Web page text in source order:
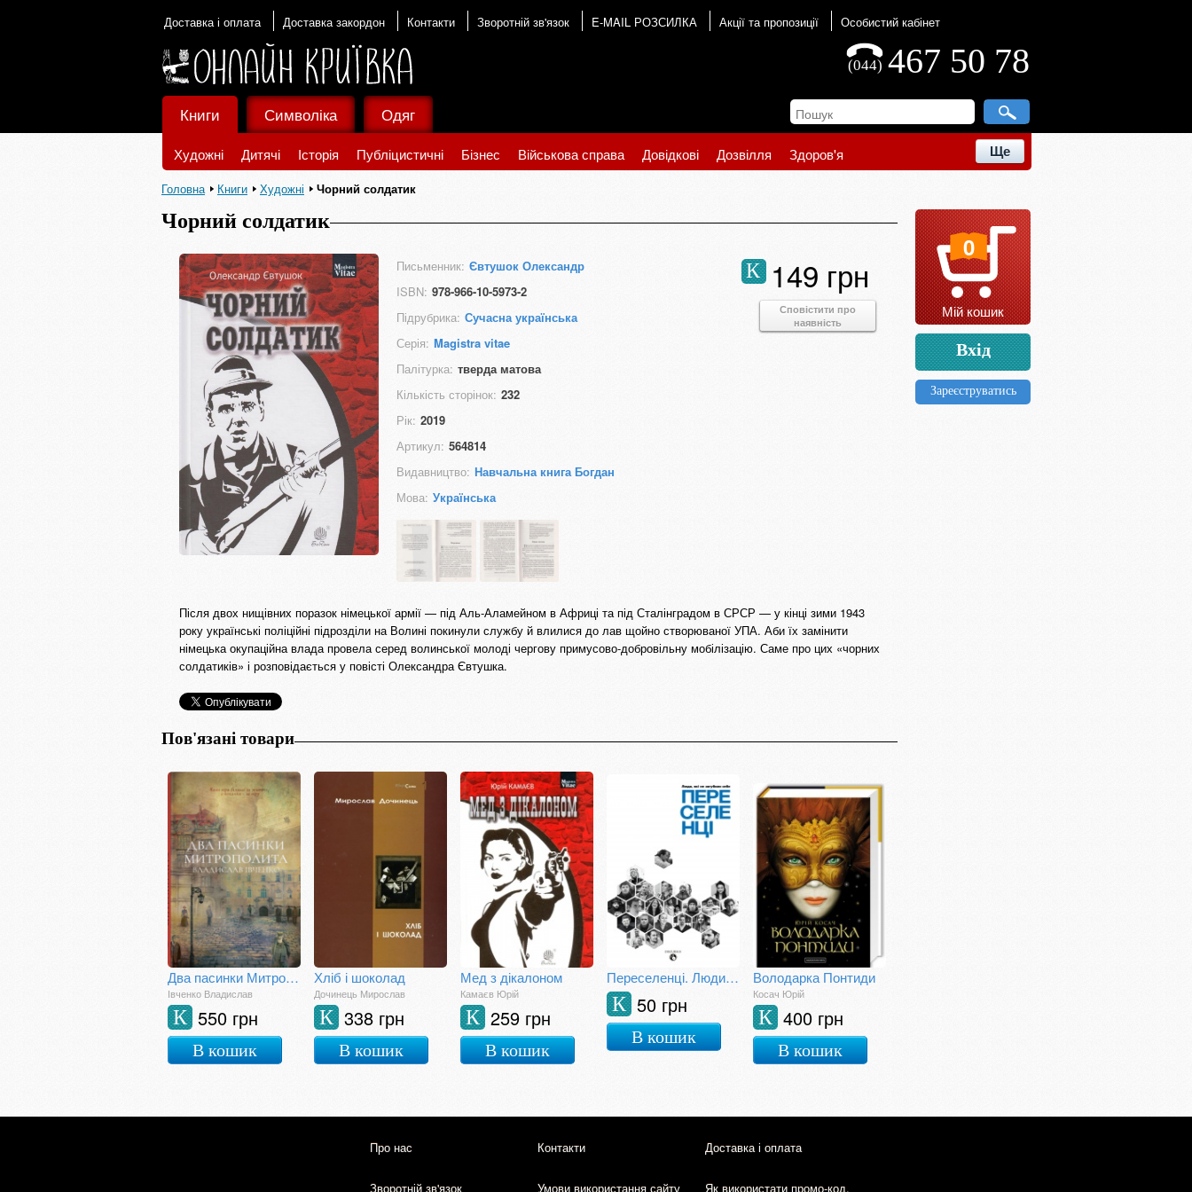
Доставка і оплата Доставка закордон Контакти Зворотній зв'язок E-MAIL РОЗСИЛКА Акції та пропозиції Особистий кабінет
467 50 78
(044)
Книги
Художні Дитячі Історія Публіцистичні Бізнес Військова справа Довідкові Дозвілля Здоров'я Ще
Символіка Одяг
Головна Книги Художні Чорний солдатик
Чорний солдатик
Письменник: Євтушок Олександр
ISBN: 978-966-10-5973-2
Підрубрика: Сучасна українська
Серія: Magistra vitae
Палітурка: тверда матова
Кількість сторінок: 232
Рік: 2019
Артикул: 564814
Видавництво: Навчальна книга Богдан
Мова: Українська
149 грн
К
Сповістити про
наявність
Після двох нищівних поразок німецької армії — під Аль-Аламейном в Африці та під Сталінградом в СРСР — у кінці зими 1943
року українські поліційні підрозділи на Волині покинули службу й влилися до лав щойно створюваної УПА. Аби їх замінити
німецька окупаційна влада провела серед волинської молоді чергову примусово-добровільну мобілізацію. Саме про цих «чорних
солдатиків» і розповідається у повісті Олександра Євтушка.
Пов'язані товари
Два пасинки Митрополита
Івченко Владислав
550 грн
К
В кошик
Хліб і шоколад
Дочинець Мирослав
338 грн
К
В кошик
Мед з дікалоном
Камаєв Юрій
259 грн
К
В кошик
Переселенці. Люди, які не загубили себе
50 грн
К
В кошик
Володарка Понтиди
Косач Юрій
400 грн
К
В кошик
0
Мій кошик
Вхід
Зареєструватись
Про нас Контакти Доставка і оплата
Зворотній зв'язок Умови використання сайту Як використати промо-код.